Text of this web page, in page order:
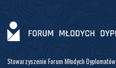
Stowarzyszenie Forum Młodych Dyplomatów